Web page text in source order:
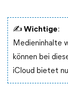
✍ Wichtige:
Medieninhalte
können bei
iCloud bietet